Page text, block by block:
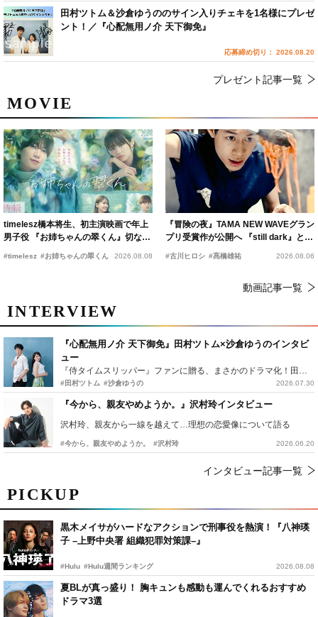
PICKUP
黒木メイサがハードなアクションで刑事役を熱演！『八神瑛
子 –上野中央署 組織犯罪対策課–』
#Hulu #Hulu週間ランキング 2026.08.08
夏BLが真っ盛り！ 胸キュンも感動も運んでくれるおすすめ
ドラマ3選
MOVIE
timelesz橋本将生、初主演映画で年上
男子役 『お姉ちゃんの翠くん』切ない
恋の幕開けを予感
#timelesz #お姉ちゃんの翠くん 2026.08.08
『冒険の夜』TAMA NEW WAVEグラン
プリ受賞作が公開へ 『still dark』と同
時上映決定
#古川ヒロシ #髙橋雄祐 2026.08.06
動画記事一覧
INTERVIEW
『心配無用ノ介 天下御免』田村ツトム×沙倉ゆうのインタビ
ュー
『侍タイムスリッパー』ファンに贈る、まさかのドラマ化！田村ツトム×沙倉ゆうのが語る『心配無用ノ介』撮影秘話
#田村ツトム #沙倉ゆうの 2026.07.30
『今から、親友やめようか。』沢村玲インタビュー
沢村玲、親友から一線を越えて…理想の恋愛像について語る
#今から、親友やめようか。 #沢村玲 2026.06.20
インタビュー記事一覧
田村ツトム＆沙倉ゆうののサイン入りチェキを1名様にプレゼ
ント！／『心配無用ノ介 天下御免』
応募締め切り： 2026.08.20
プレゼント記事一覧